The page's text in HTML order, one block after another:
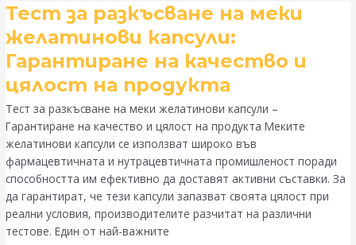
Тест за разкъсване на меки
желатинови капсули:
Гарантиране на качество и
цялост на продукта
Тест за разкъсване на меки желатинови капсули –
Гарантиране на качество и цялост на продукта Меките
желатинови капсули се използват широко във
фармацевтичната и нутрацевтичната промишленост поради
способността им ефективно да доставят активни съставки. За
да гарантират, че тези капсули запазват своята цялост при
реални условия, производителите разчитат на различни
тестове. Един от най-важните
Тест
за
разкъсване
на
меки
желатинови
капсули:
Гарантиране
на
качество
и
цялост
на
продукта